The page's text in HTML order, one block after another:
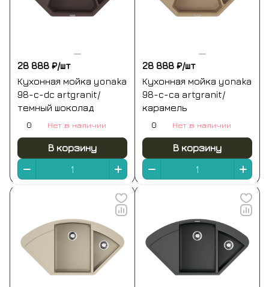
28 888 ₽/шт
Кухонная мойка yonaka
98-c-dc artgranit/
темный шоколад
0 Нет в наличии
В корзину
28 888 ₽/шт
Кухонная мойка yonaka
98-c-ca artgranit/
карамель
0 Нет в наличии
В корзину